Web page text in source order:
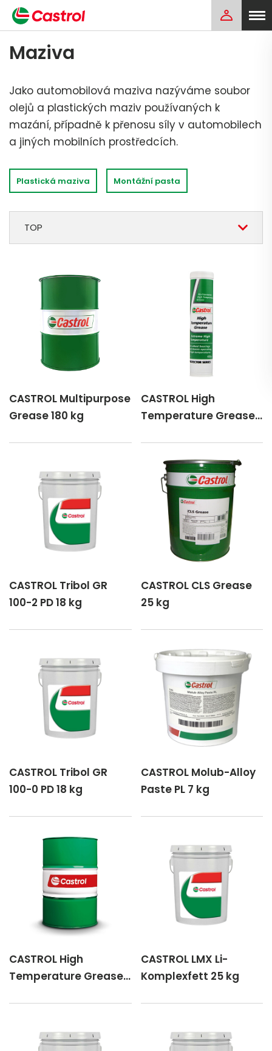
Maziva
TOP
Jako automobilová maziva nazýváme soubor
olejů a plastických maziv používaných k
mazání, případně k přenosu síly v automobilech
a jiných mobilních prostředcích.
Plastická maziva Montážní pasta
CASTROL Multipurpose
Grease 180 kg
CASTROL High
Temperature Grease
CASTROL Tribol GR
100-2 PD 18 kg
CASTROL CLS Grease
25 kg
CASTROL Tribol GR
100-0 PD 18 kg
CASTROL Molub-Alloy
Paste PL 7 kg
CASTROL High
Temperature Grease
CASTROL LMX Li-
Komplexfett 25 kg